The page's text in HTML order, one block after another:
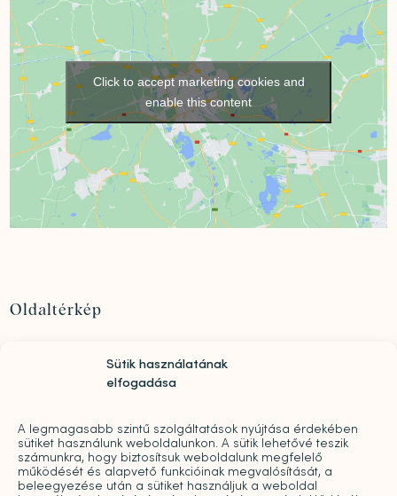
Sütik használatának
elfogadása
A legmagasabb szintű szolgáltatások nyújtása érdekében
sütiket használunk weboldalunkon. A sütik lehetővé teszik
számunkra, hogy biztosítsuk weboldalunk megfelelő
működését és alapvető funkcióinak megvalósítását, a
beleegyezése után a sütiket használjuk a weboldal
Click to accept marketing cookies and
enable this content
Oldaltérkép
Szolgáltatások
díjazására
Sajtó
Pro bono